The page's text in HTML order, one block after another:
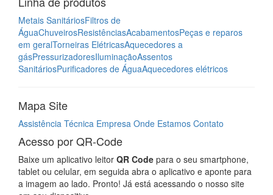
tablet ou celular, em seguida abra o aplicativo e aponte para
a imagem ao lado. Pronto! Já está acessando o nosso site
em seu dispositivo.
Agora você pode acessar nosso site através de dispositivos
celulares e tablets com a nova tendência de site mobile
Facebook